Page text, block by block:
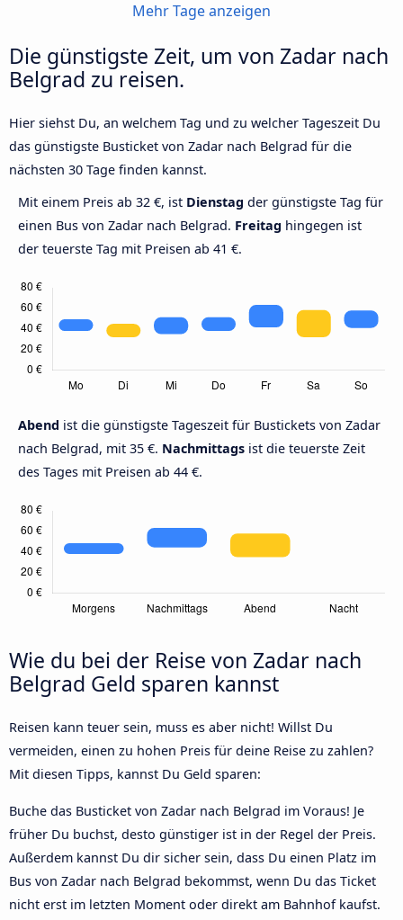
Mehr Tage anzeigen
Die günstigste Zeit, um von Zadar nach
Belgrad zu reisen.
Hier siehst Du, an welchem Tag und zu welcher Tageszeit Du
das günstigste Busticket von Zadar nach Belgrad für die
nächsten 30 Tage finden kannst.
Mit einem Preis ab 32 €, ist Dienstag der günstigste Tag für
einen Bus von Zadar nach Belgrad. Freitag hingegen ist
der teuerste Tag mit Preisen ab 41 €.
Abend ist die günstigste Tageszeit für Bustickets von Zadar
nach Belgrad, mit 35 €. Nachmittags ist die teuerste Zeit
des Tages mit Preisen ab 44 €.
Wie du bei der Reise von Zadar nach
Belgrad Geld sparen kannst
Reisen kann teuer sein, muss es aber nicht! Willst Du
vermeiden, einen zu hohen Preis für deine Reise zu zahlen?
Mit diesen Tipps, kannst Du Geld sparen:
Buche das Busticket von Zadar nach Belgrad im Voraus! Je
früher Du buchst, desto günstiger ist in der Regel der Preis.
Außerdem kannst Du dir sicher sein, dass Du einen Platz im
Bus von Zadar nach Belgrad bekommst, wenn Du das Ticket
nicht erst im letzten Moment oder direkt am Bahnhof kaufst.